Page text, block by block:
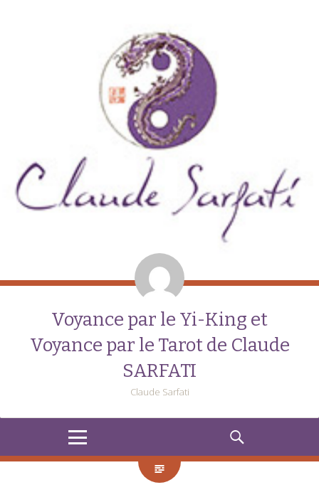
Voyance par le Yi-King et
Voyance par le Tarot de Claude
SARFATI
Claude Sarfati
RECHERCHE